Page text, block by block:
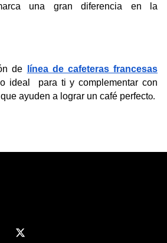
una gran diferencia en la
de
línea de cafeteras francesas
ideal  para ti y complementar con
ayuden a lograr un café perfecto.